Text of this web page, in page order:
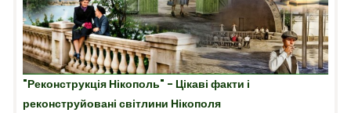
"Реконструкція Нікополь" - Цікаві факти і
реконструйовані світлини Нікополя